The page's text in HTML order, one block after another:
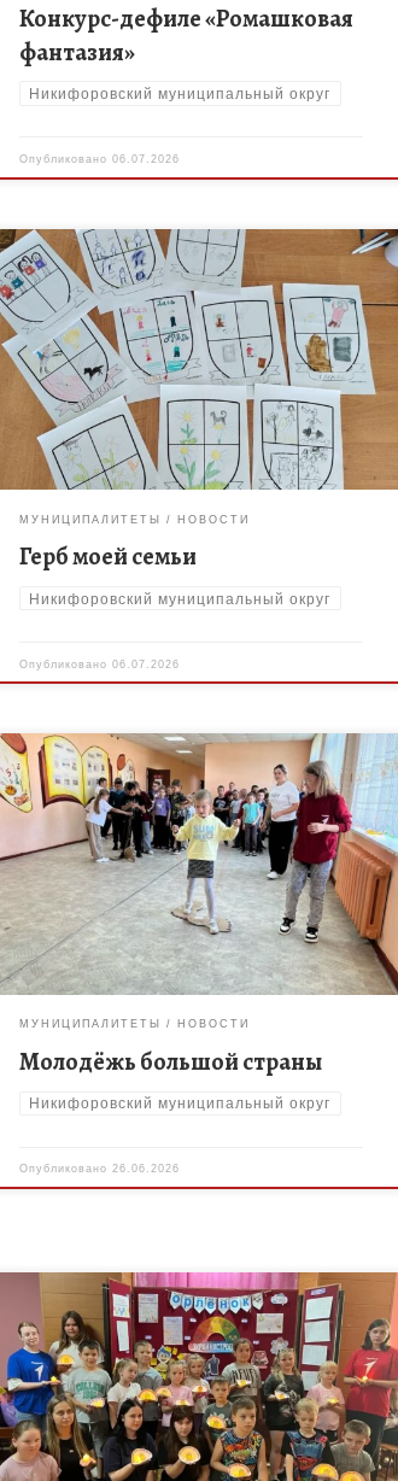
Конкурс-дефиле «Ромашковая
фантазия»
Никифоровский муниципальный округ
Опубликовано06.07.2026
Воспитанники лагеря дневного пребывания
«Дружный» МБОУ ДО «Дом творчества»
Никифоровского муниципального округа приняли
участие в мастер-классе «Герб моей семьи»,
проводимой в рамках акции от Движения […]
МУНИЦИПАЛИТЕТЫ НОВОСТИ
Герб моей семьи
Никифоровский муниципальный округ
Опубликовано06.07.2026
Педагоги МБОУ ДО «Дом творчества»
Никифоровского МО совместно с первичным
отделением Движения Первых приняли участие во
Всероссийской акции «Молодежь большой
страны», посвящённая Дню молодёжи. В […]
МУНИЦИПАЛИТЕТЫ НОВОСТИ
Молодёжь большой страны
Никифоровский муниципальный округ
Опубликовано26.06.2026
Педагоги МБОУ ДО «Дом творчества» совместно с
волонтëрами Победы Никифоровского МО
провели для воспитанников ЛДП «Орлëнок» МБОУ
«Никифоровская СОШ №2» патриотическое
мероприятие, приуроченное ко Дню […]